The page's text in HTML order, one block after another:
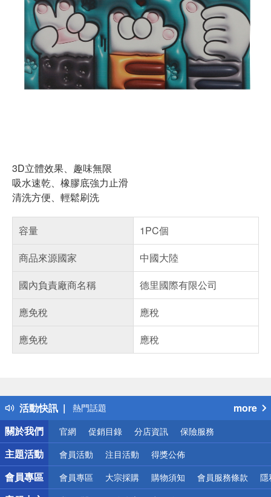
3D立體效果、趣味無限
吸水速乾、橡膠底強力止滑
清洗方便、輕鬆刷洗
容量
1PC個
商品來源國家
中國大陸
國內負責廠商名稱
德里國際有限公司
應免稅
應稅
應免稅
應稅
活動快訊
得獎公告
熱門話題
銀行優惠
偏遠地區配送
詐騙網頁！請小心！
more
關於我們
官網 促銷目錄 分店資訊 保險服務
主題活動 會員活動 注目活動 得獎公佈
會員專區 會員專區 大宗採購 購物須知 會員服務條款 隱